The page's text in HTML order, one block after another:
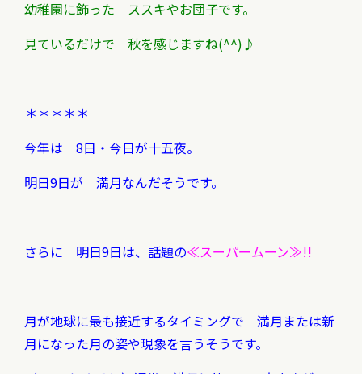
幼稚園に飾った ススキやお団子です。
見ているだけで 秋を感じますね(^^)♪
＊＊＊＊＊
今年は 8日・今日が十五夜。
明日9日が 満月なんだそうです。
さらに 明日9日は、話題の≪スーパームーン≫!!
月が地球に最も接近するタイミングで 満月または新
月になった月の姿や現象を言うそうです。